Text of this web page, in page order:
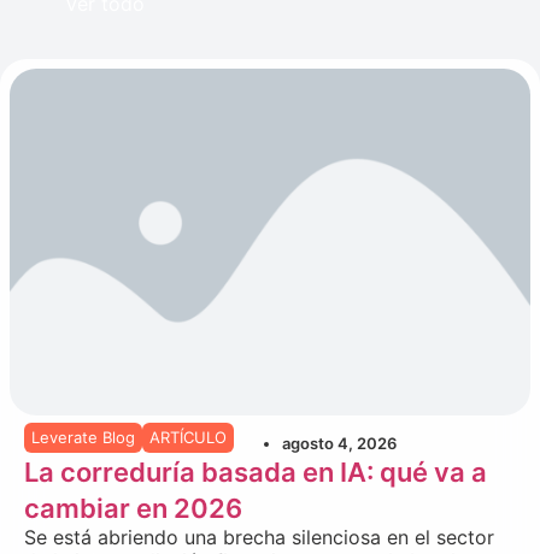
Leverate Blog ARTÍCULO agosto 4, 2026
La correduría basada en IA: qué va a
cambiar en 2026
Se está abriendo una brecha silenciosa en el sector